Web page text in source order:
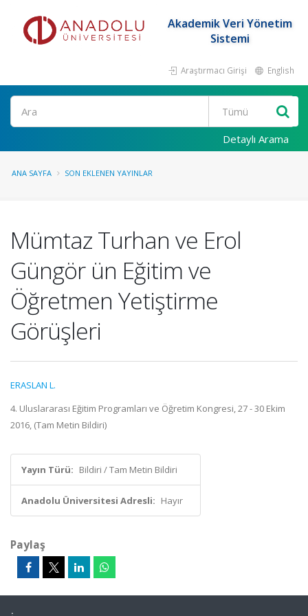
Akademik Veri Yönetim
Sistemi
Araştırmacı Girişi English
Ara
Detaylı Arama
ANA SAYFA SON EKLENEN YAYINLAR
Mümtaz Turhan ve Erol
Güngör ün Eğitim ve
Öğretmen Yetiştirme
Görüşleri
ERASLAN L.
4. Uluslararası Eğitim Programları ve Öğretim Kongresi, 27 - 30 Ekim
2016, (Tam Metin Bildiri)
Yayın Türü: Bildiri / Tam Metin Bildiri
Anadolu Üniversitesi Adresli: Hayır
Paylaş